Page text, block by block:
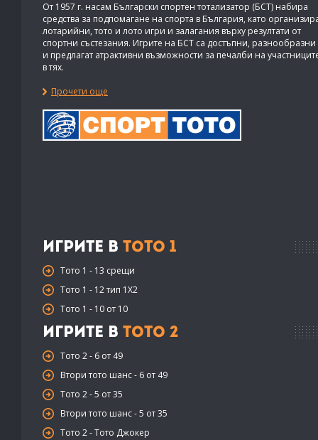
От 1957 г. насам Български спортен тотализатор (БСТ) набира
средства за подпомагане на спорта в България, като
лотарийни, тото и лото игри и залагания върху резултати от
спортни състезания. Игрите на БСТ са достъпни, разнообразни
и предлагат атрактивни възможности за печалби на
в тях.
Прочети още
Игрите в Тото 1
Тото 1 - 13 срещи
Тото 1 - 12 тип 1X2
Тото 1 - 10 от 10
Игрите в Тото 2
Тото 2 - 6 от 49
Втори тото шанс - 6 от 49
Тото 2 - 5 от 35
Втори тото шанс - 5 от 35
Тото 2 - Тото Джокер